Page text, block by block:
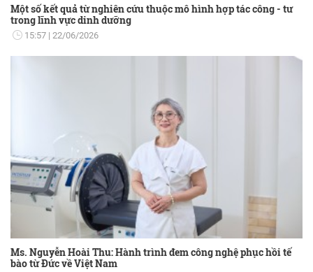
Một số kết quả từ nghiên cứu thuộc mô hình hợp tác công - tư
trong lĩnh vực dinh dưỡng
15:57 22/06/2026
Ms. Nguyễn Hoài Thu: Hành trình đem công nghệ phục hồi tế
bào từ Đức về Việt Nam